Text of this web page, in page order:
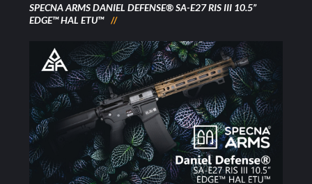
SPECNA ARMS DANIEL DEFENSE® SA-E27 RIS III 10.5”
EDGE™ HAL ETU™